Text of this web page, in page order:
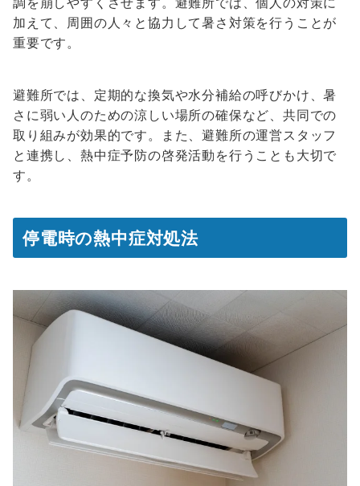
加えて、周囲の人々と協力して暑さ対策を行うことが
重要です。
避難所では、定期的な換気や水分補給の呼びかけ、暑
さに弱い人のための涼しい場所の確保など、共同での
取り組みが効果的です。また、避難所の運営スタッフ
と連携し、熱中症予防の啓発活動を行うことも大切で
す。
停電時の熱中症対処法